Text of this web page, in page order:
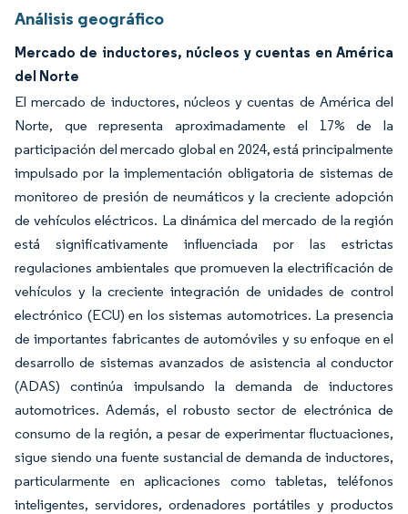
Análisis geográfico
Mercado de inductores, núcleos y cuentas en América
del Norte
El mercado de inductores, núcleos y cuentas de América del
Norte, que representa aproximadamente el 17% de la
participación del mercado global en 2024, está principalmente
impulsado por la implementación obligatoria de sistemas de
monitoreo de presión de neumáticos y la creciente adopción
de vehículos eléctricos. La dinámica del mercado de la región
está significativamente influenciada por las estrictas
regulaciones ambientales que promueven la electrificación de
vehículos y la creciente integración de unidades de control
electrónico (ECU) en los sistemas automotrices. La presencia
de importantes fabricantes de automóviles y su enfoque en el
desarrollo de sistemas avanzados de asistencia al conductor
(ADAS) continúa impulsando la demanda de inductores
automotrices. Además, el robusto sector de electrónica de
consumo de la región, a pesar de experimentar fluctuaciones,
sigue siendo una fuente sustancial de demanda de inductores,
particularmente en aplicaciones como tabletas, teléfonos
inteligentes, servidores, ordenadores portátiles y productos